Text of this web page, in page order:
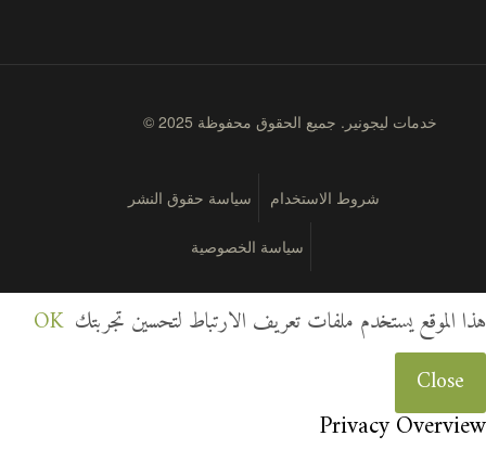
© 2025 خدمات ليجونير. جميع الحقوق محفوظة
شروط الاستخدام سياسة حقوق النشر
سياسة الخصوصية
هذا الموقع يستخدم ملفات تعريف الارتباط لتحسين تجربتك OK
Close
Privacy Overview